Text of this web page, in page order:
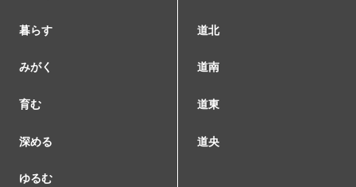
暮らす
みがく
育む
深める
ゆるむ
道北
道南
道東
道央